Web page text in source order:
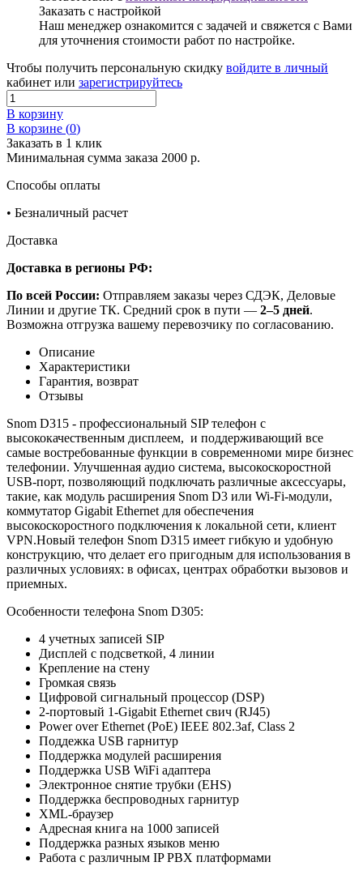
Заказать с настройкой
Наш менеджер ознакомится с задачей и свяжется с Вами
для уточнения стоимости работ по настройке.
Чтобы получить персональную скидку войдите в личный
кабинет или зарегистрируйтесь
В корзину
В корзине (0)
Заказать в 1 клик
Минимальная сумма заказа 2000 р.
Способы оплаты
• Безналичный расчет
Доставка
Доставка в регионы РФ:
По всей России: Отправляем заказы через СДЭК, Деловые
Линии и другие ТК. Средний срок в пути — 2–5 дней.
Возможна отгрузка вашему перевозчику по согласованию.
Описание
Характеристики
Гарантия, возврат
Отзывы
Snom D315 - профессиональный SIP телефон с
высококачественным дисплеем, и поддерживающий все
самые востребованные функции в современноми мире бизнес
телефонии. Улучшенная аудио система, высокоскоростной
USB-порт, позволяющий подключать различные аксессуары,
такие, как модуль расширения Snom D3 или Wi-Fi-модули,
коммутатор Gigabit Ethernet для обеспечения
высокоскоростного подключения к локальной сети, клиент
VPN.Новый телефон Snom D315 имеет гибкую и удобную
конструкцию, что делает его пригодным для использования в
различных условиях: в офисах, центрах обработки вызовов и
приемных.
Особенности телефона Snom D305:
4 учетных записей SIP
Дисплей с подсветкой, 4 линии
Крепление на стену
Громкая связь
Цифровой сигнальный процессор (DSP)
2-портовый 1-Gigabit Ethernet свич (RJ45)
Power over Ethernet (PoE) IEEE 802.3af, Class 2
Поддежка USB гарнитур
Поддержка модулей расширения
Поддержка USB WiFi адаптера
Электронное снятие трубки (EHS)
Поддержка беспроводных гарнитур
XML-браузер
Адресная книга на 1000 записей
Поддержка разных языков меню
Работа с различным IP PBX платформами